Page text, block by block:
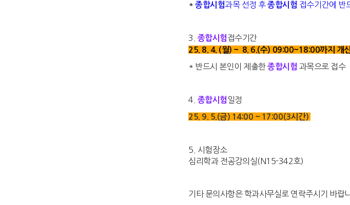
* 종합시험과목 선정 후 종합시험 접수기간에 반
3. 종합시험 접수기간
25. 8. 4. (월) ~ 8. 6.(수) 09:00~18:00까지 개
* 반드시 본인이 제출한종합시험 과목으로 접수
4. 종합시험 일정
25. 9. 5.(금) 14:00 ~ 17:00(3시간)
5. 시험장소
심리학과 전공강의실(N15-342호)
기타 문의사항은 학과사무실로 연락주시기 바랍